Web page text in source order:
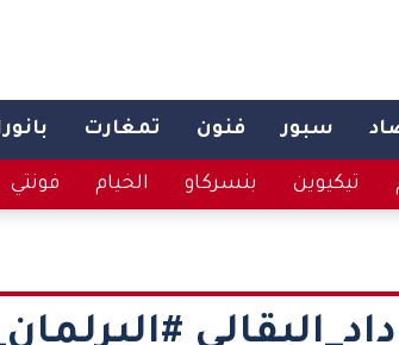
سبور فنون تمغارت
تيكيوين بنسركاو الخيام فونتي